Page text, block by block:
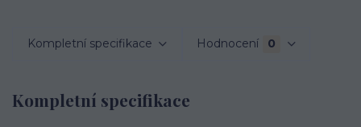
Kompletní specifikace Hodnocení 0
Kompletní specifikace